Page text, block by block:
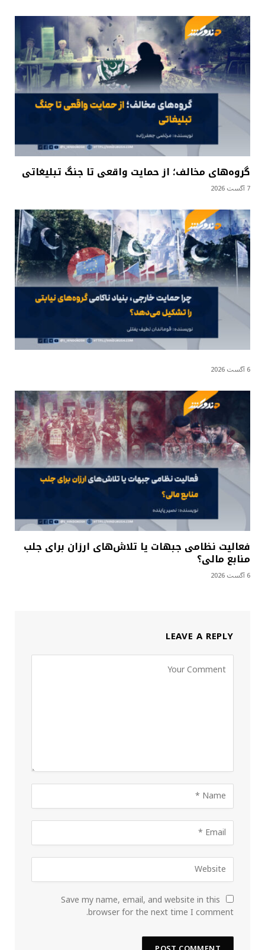
گروه‌های مخالف؛ از حمایت واقعی تا جنگ تبلیغاتی
7 آگست 2026
6 آگست 2026
فعالیت نظامی جبهات یا تلاش‌های ارزان برای جلب
منابع مالی؟
6 آگست 2026
LEAVE A REPLY
Save my name, email, and website in this
browser for the next time I comment.